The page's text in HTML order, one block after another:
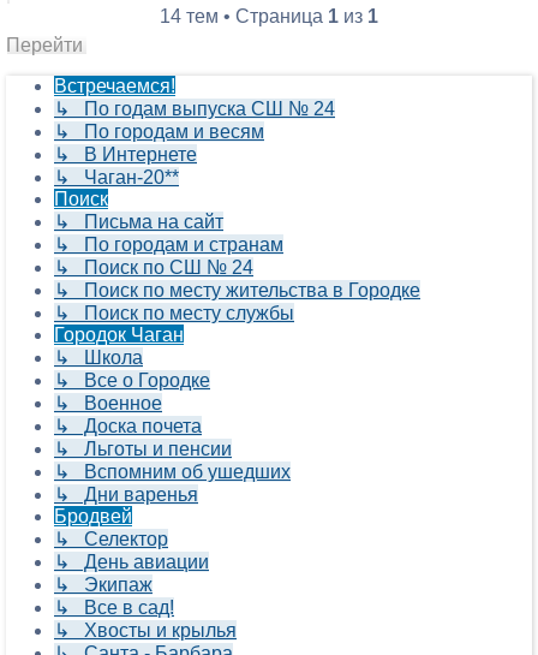
14 тем • Страница 1 из 1
Перейти
Встречаемся!
↳ По годам выпуска СШ № 24
↳ По городам и весям
↳ В Интернете
↳ Чаган-20**
Поиск
↳ Письма на сайт
↳ По городам и странам
↳ Поиск по СШ № 24
↳ Поиск по месту жительства в Городке
↳ Поиск по месту службы
Городок Чаган
↳ Школа
↳ Все о Городке
↳ Военное
↳ Доска почета
↳ Льготы и пенсии
↳ Вспомним об ушедших
↳ Дни варенья
Бродвей
↳ Селектор
↳ День авиации
↳ Экипаж
↳ Все в сад!
↳ Хвосты и крылья